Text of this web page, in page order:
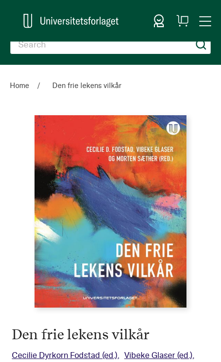
Sign In
My
Cart
Home Den frie lekens vilkår
Den frie lekens vilkår
Cecilie Dyrkorn Fodstad (ed.) Vibeke Glaser (ed.)